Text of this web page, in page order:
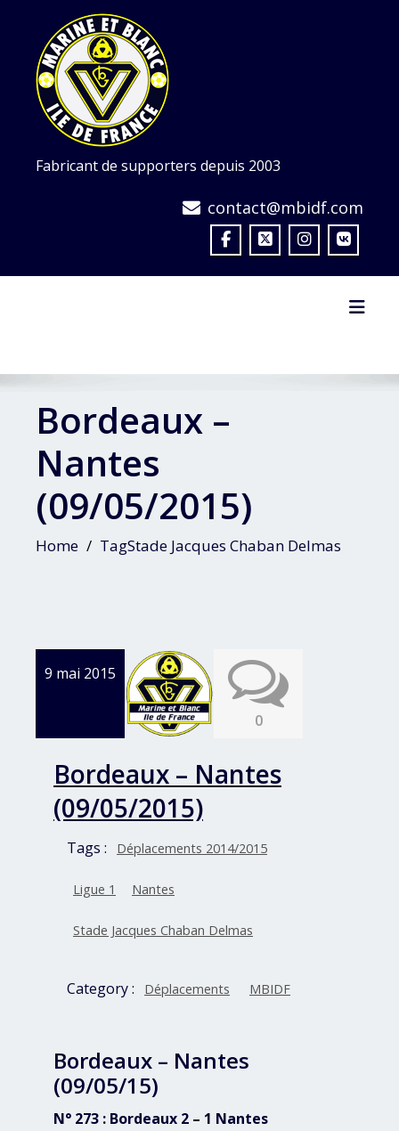
content
Fabricant de supporters depuis 2003
contact@mbidf.com
Bordeaux –
Nantes
(09/05/2015)
Home TagStade Jacques Chaban Delmas
9 mai 2015
0
Bordeaux – Nantes
(09/05/2015)
Tags : Déplacements 2014/2015
Ligue 1 Nantes
Stade Jacques Chaban Delmas
Category : Déplacements MBIDF
Bordeaux – Nantes
(09/05/15)
N° 273 : Bordeaux 2 – 1 Nantes